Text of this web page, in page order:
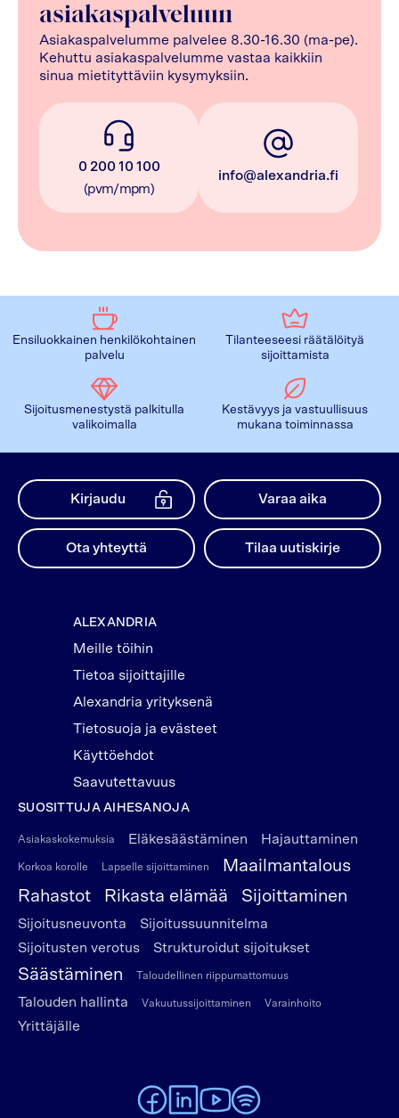
asiakaspalveluun
Asiakaspalvelumme palvelee 8.30-16.30 (ma-pe).
Kehuttu asiakaspalvelumme vastaa kaikkiin
sinua mietityttäviin kysymyksiin.
0 200 10 100
(pvm/mpm)
info@alexandria.fi
Ensiluokkainen henkilökohtainen
palvelu
Tilanteeseesi räätälöityä
sijoittamista
Sijoitusmenestystä palkitulla
valikoimalla
Kestävyys ja vastuullisuus
mukana toiminnassa
Kirjaudu Varaa aika
Ota yhteyttä Tilaa uutiskirje
ALEXANDRIA
Meille töihin
Tietoa sijoittajille
Alexandria yrityksenä
Tietosuoja ja evästeet
Käyttöehdot
Saavutettavuus
SUOSITTUJA AIHESANOJA
Asiakaskokemuksia Eläkesäästäminen Hajauttaminen
Korkoa korolle Lapselle sijoittaminen
Maailmantalous
Rahastot
Rikasta elämää Sijoittaminen
Sijoitusneuvonta
Sijoitussuunnitelma
Sijoitusten verotus
Strukturoidut sijoitukset
Säästäminen Taloudellinen riippumattomuus
Talouden hallinta Vakuutussijoittaminen Varainhoito
Yrittäjälle
To Alexandria Facebook page
To Alexandria LinkedIn page
To Alexandria Youtube page
To Alexandria Spotify